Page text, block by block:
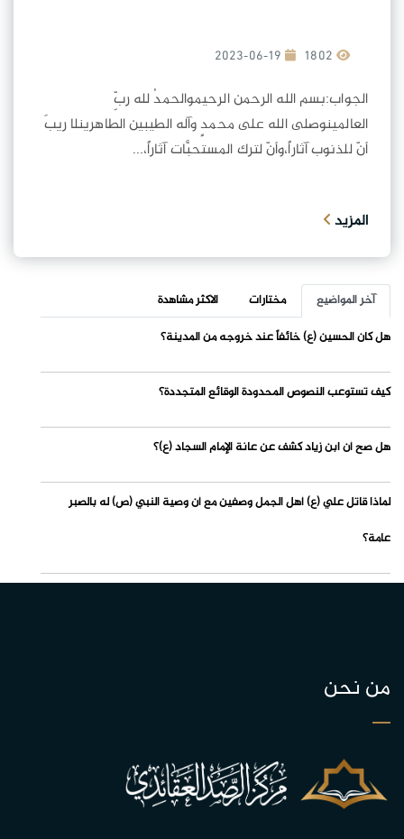
2023-06-19
الجواب:بسم الله الرحمن الرحيموالحمدُ لله ربِّ
العالمينوصلى الله على محمدٍ وآله الطيبين الطاهرينلا ريبَ
أنّ للذنوب آثاراً،وأنّ لترك المستحبَّات آثاراً،...
المزيد
آخر المواضيع مختارات
الاكثر مشاهدة
هل كان الحسين (ع) خائفاً عند خروجه من المدينة؟
كيف تستوعب النصوص المحدودة الوقائع المتجددة؟
هل صح أن ابن زياد كشف عن عانة الإمام السجاد (ع)؟
لماذا قاتل علي (ع) أهل الجمل وصفين مع أن وصية النبي (ص) له بالصبر
عامة؟
من نحن